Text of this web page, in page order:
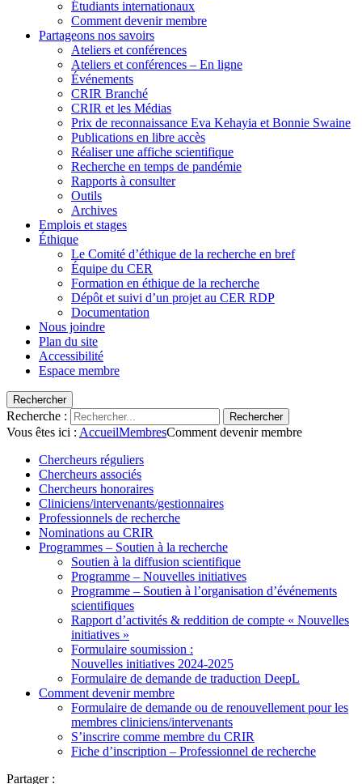
Étudiants internationaux
Comment devenir membre
Partageons nos savoirs
Ateliers et conférences
Ateliers et conférences – En ligne
Événements
CRIR Branché
CRIR et les Médias
Prix de reconnaissance Eva Kehayia et Bonnie Swaine
Publications en libre accès
Réaliser une affiche scientifique
Recherche en temps de pandémie
Rapports à consulter
Outils
Archives
Emplois et stages
Éthique
Le Comité d’éthique de la recherche en bref
Équipe du CER
Formation en éthique de la recherche
Dépôt et suivi d’un projet au CER RDP
Documentation
Nous joindre
Plan du site
Accessibilité
Espace membre
Rechercher
Recherche : Rechercher
Vous êtes ici : AccueilMembresComment devenir membre
Chercheurs réguliers
Chercheurs associés
Chercheurs honoraires
Cliniciens/intervenants/gestionnaires
Professionnels de recherche
Nominations au CRIR
Programmes – Soutien à la recherche
Soutien à la diffusion scientifique
Programme – Nouvelles initiatives
Programme – Soutien à l’organisation d’événements
scientifiques
Rapport d’activités & reddition de compte « Nouvelles
initiatives »
Formulaire soumission :
Nouvelles initiatives 2024-2025
Formulaire de demande de traduction DeepL
Comment devenir membre
Formulaire de demande ou de renouvellement pour les
membres cliniciens/intervenants
S’inscrire comme membre du CRIR
Fiche d’inscription – Professionnel de recherche
Partager :